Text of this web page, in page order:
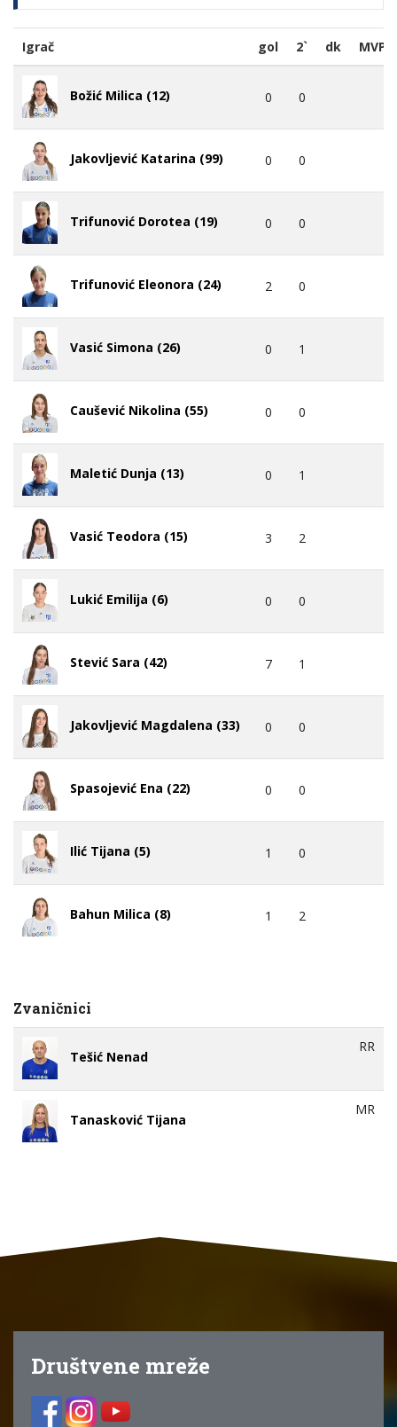
Igrač gol 2` dk MVP
Božić Milica (12) 0 0
Jakovljević Katarina (99) 0 0
Trifunović Dorotea (19) 0 0
Trifunović Eleonora (24) 2 0
Vasić Simona (26) 0 1
Caušević Nikolina (55) 0 0
Maletić Dunja (13) 0 1
Vasić Teodora (15) 3 2
Lukić Emilija (6) 0 0
Stević Sara (42) 7 1
Jakovljević Magdalena (33) 0 0
Spasojević Ena (22) 0 0
Ilić Tijana (5) 1 0
Bahun Milica (8) 1 2
Zvaničnici
Tešić Nenad
RR
Tanasković Tijana
MR
Društvene mreže